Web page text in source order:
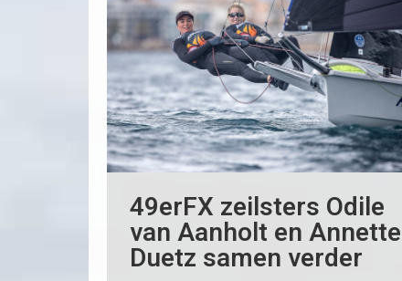
49erFX zeilsters Odile
van Aanholt en Annette
Duetz samen verder